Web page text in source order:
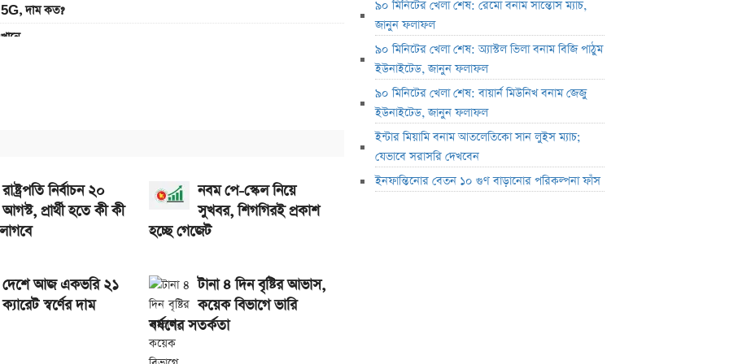
দাম কত?
রাষ্ট্রপতি নির্বাচন ২০
আগস্ট, প্রার্থী হতে কী কী
নবম পে-স্কেল নিয়ে
সুখবর, শিগগিরই প্রকাশ
হচ্ছে গেজেট
দেশে আজ একভরি ২১
ক্যারেট স্বর্ণের দাম
টানা ৪ দিন বৃষ্টির আভাস,
কয়েক বিভাগে ভারি
বর্ষণের সতর্কতা
৯০ মিনিটের খেলা শেষ: রেমো বনাম সান্তোস ম্যাচ,
জানুন ফলাফল
৯০ মিনিটের খেলা শেষ: অ্যাস্টল ভিলা বনাম বিজি পাঠুম
ইউনাইটেড, জানুন ফলাফল
৯০ মিনিটের খেলা শেষ: বায়ার্ন মিউনিখ বনাম জেজু
ইউনাইটেড, জানুন ফলাফল
ইন্টার মিয়ামি বনাম আতলেতিকো সান লুইস ম্যাচ;
যেভাবে সরাসরি দেখবেন
ইনফান্তিনোর বেতন ১০ গুণ বাড়ানোর পরিকল্পনা ফাঁস